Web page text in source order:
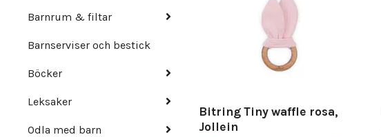
Barnrum & filtar
Barnserviser och bestick
Böcker
Leksaker
Odla med barn
Bitring Tiny waffle rosa,
Jollein